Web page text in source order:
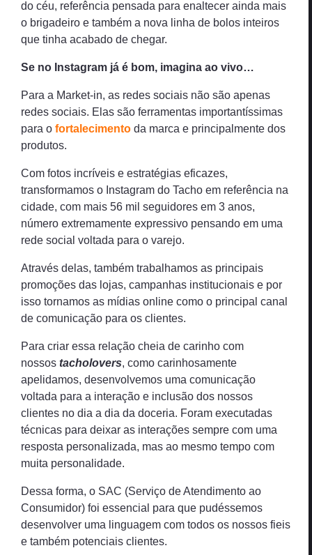
do céu, referência pensada para enaltecer ainda mais
o brigadeiro e também a nova linha de bolos inteiros
que tinha acabado de chegar.
Se no Instagram já é bom, imagina ao vivo…
Para a Market-in, as redes sociais não são apenas
redes sociais. Elas são ferramentas importantíssimas
para o fortalecimento da marca e principalmente dos
produtos.
Com fotos incríveis e estratégias eficazes,
transformamos o Instagram do Tacho em referência na
cidade, com mais 56 mil seguidores em 3 anos,
número extremamente expressivo pensando em uma
rede social voltada para o varejo.
Através delas, também trabalhamos as principais
promoções das lojas, campanhas institucionais e por
isso tornamos as mídias online como o principal canal
de comunicação para os clientes.
Para criar essa relação cheia de carinho com
nossos tacholovers, como carinhosamente
apelidamos, desenvolvemos uma comunicação
voltada para a interação e inclusão dos nossos
clientes no dia a dia da doceria. Foram executadas
técnicas para deixar as interações sempre com uma
resposta personalizada, mas ao mesmo tempo com
muita personalidade.
Dessa forma, o SAC (Serviço de Atendimento ao
Consumidor) foi essencial para que pudéssemos
desenvolver uma linguagem com todos os nossos fieis
e também potenciais clientes.